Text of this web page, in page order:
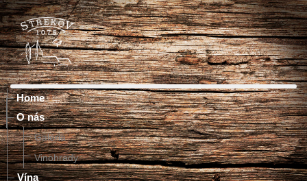
Home
O nás
Galéria
Vinohrady
Vína